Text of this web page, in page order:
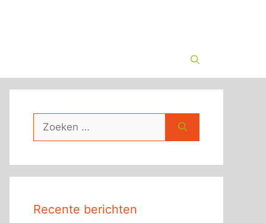
naar:
Recente berichten